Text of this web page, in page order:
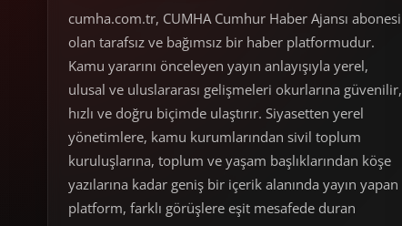
cumha.com.tr, CUMHA Cumhur Haber Ajansı abonesi
olan tarafsız ve bağımsız bir haber platformudur.
Kamu yararını önceleyen yayın anlayışıyla yerel,
ulusal ve uluslararası gelişmeleri okurlarına güvenilir,
hızlı ve doğru biçimde ulaştırır. Siyasetten yerel
yönetimlere, kamu kurumlarından sivil toplum
kuruluşlarına, toplum ve yaşam başlıklarından köşe
yazılarına kadar geniş bir içerik alanında yayın yapan
platform, farklı görüşlere eşit mesafede duran